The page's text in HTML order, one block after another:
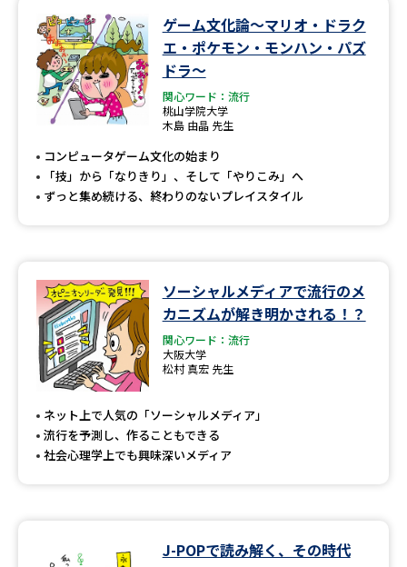
ゲーム文化論～マリオ・ドラク
エ・ポケモン・モンハン・パズ
ドラ～
関心ワード：流行
桃山学院大学
木島 由晶 先生
コンピュータゲーム文化の始まり
「技」から「なりきり」、そして「やりこみ」へ
ずっと集め続ける、終わりのないプレイスタイル
ソーシャルメディアで流行のメ
カニズムが解き明かされる！？
関心ワード：流行
大阪大学
松村 真宏 先生
ネット上で人気の「ソーシャルメディア」
流行を予測し、作ることもできる
社会心理学上でも興味深いメディア
J-POPで読み解く、その時代